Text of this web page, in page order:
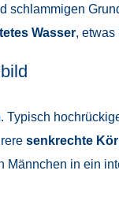
schlammigen
Wasser, etwas
. Typisch
senkrechte
Männchen in ein